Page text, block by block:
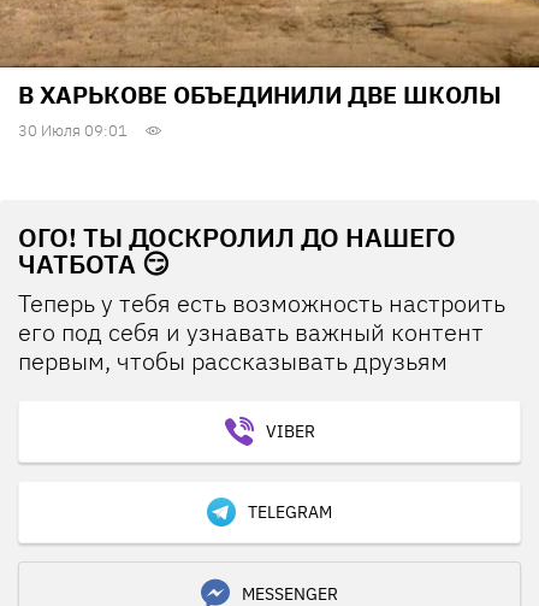
В ХАРЬКОВЕ ОБЪЕДИНИЛИ ДВЕ ШКОЛЫ
30 Июля 09:01
ОГО! ТЫ ДОСКРОЛИЛ ДО НАШЕГО
ЧАТБОТА 😏
Теперь у тебя есть возможность настроить
его под себя и узнавать важный контент
первым, чтобы рассказывать друзьям
VIBER
TELEGRAM
MESSENGER